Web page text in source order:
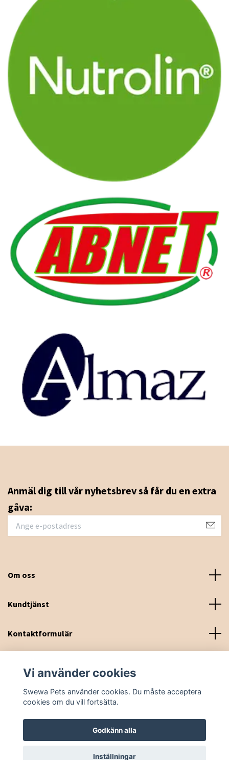
Anmäl dig till vår nyhetsbrev så får du en extra
gåva:
Om oss
Kundtjänst
Kontaktformulär
© 2026 Swewa Pets
Vi använder cookies
Swewa Pets använder cookies. Du måste acceptera
cookies om du vill fortsätta.
Godkänn alla
Inställningar